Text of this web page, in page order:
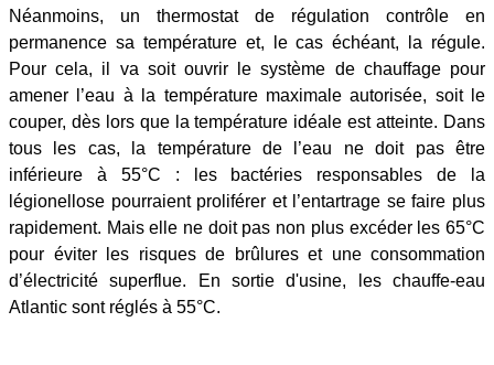
Néanmoins, un thermostat de régulation contrôle en
permanence sa température et, le cas échéant, la régule.
Pour cela, il va soit ouvrir le système de chauffage pour
amener l’eau à la température maximale autorisée, soit le
couper, dès lors que la température idéale est atteinte. Dans
tous les cas, la température de l’eau ne doit pas être
inférieure à 55°C : les bactéries responsables de la
légionellose pourraient proliférer et l’entartrage se faire plus
rapidement. Mais elle ne doit pas non plus excéder les 65°C
pour éviter les risques de brûlures et une consommation
d’électricité superflue. En sortie d'usine, les chauffe-eau
Atlantic sont réglés à 55°C.